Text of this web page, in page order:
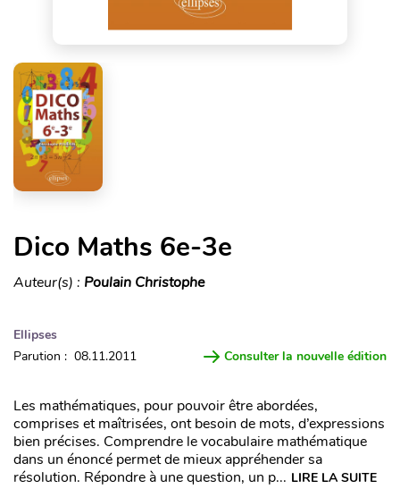
Dico Maths 6e-3e
Auteur(s) : Poulain Christophe
Ellipses
Parution : 08.11.2011
Consulter la nouvelle édition
Les mathématiques, pour pouvoir être abordées,
comprises et maîtrisées, ont besoin de mots, d’expressions
bien précises. Comprendre le vocabulaire mathématique
dans un énoncé permet de mieux appréhender sa
résolution. Répondre à une question, un p... LIRE LA SUITE